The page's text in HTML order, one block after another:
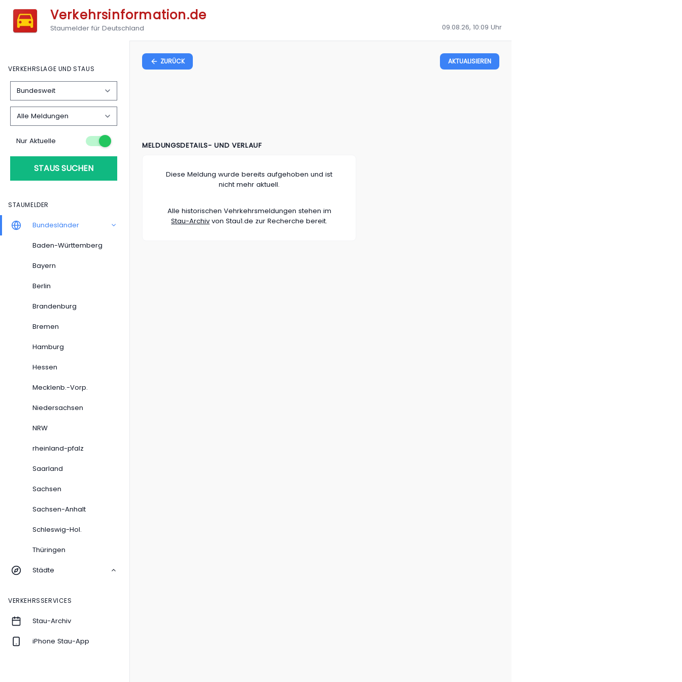
Verkehrsinformation.de
Staumelder für Deutschland 09.08.26, 10:09 Uhr
VERKEHRSLAGE UND STAUS
Nur Aktuelle
STAUS SUCHEN
STAUMELDER
Bundesländer
Baden-Württemberg
Bayern
Berlin
Brandenburg
Bremen
Hamburg
Hessen
Mecklenb.-Vorp.
Niedersachsen
NRW
rheinland-pfalz
Saarland
Sachsen
Sachsen-Anhalt
Schleswig-Hol.
Thüringen
Städte
VERKEHRSSERVICES
Stau-Archiv
iPhone Stau-App
ZURÜCK AKTUALISIEREN
MELDUNGSDETAILS- UND VERLAUF
Diese Meldung wurde bereits aufgehoben und ist
nicht mehr aktuell.
Alle historischen Vehrkehrsmeldungen stehen im
Stau-Archiv von Stau1.de zur Recherche bereit.